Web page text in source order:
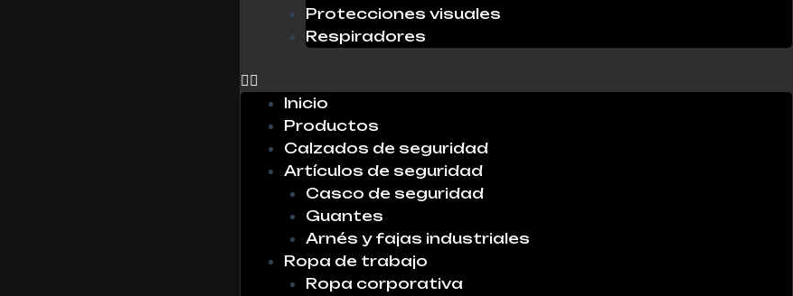
Protecciones visuales
Respiradores
Inicio
Productos
Calzados de seguridad
Artículos de seguridad
Casco de seguridad
Guantes
Arnés y fajas industriales
Ropa de trabajo
Ropa corporativa